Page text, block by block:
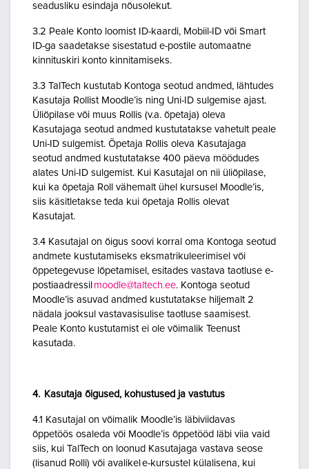
seadusliku esindaja nõusolekut.
3.2 Peale Konto loomist ID-kaardi, Mobiil-ID või Smart
ID-ga saadetakse sisestatud e-postile automaatne
kinnituskiri konto kinnitamiseks.
3.3 TalTech kustutab Kontoga seotud andmed, lähtudes
Kasutaja Rollist Moodle’is ning Uni-ID sulgemise ajast.
Üliõpilase või muus Rollis (v.a. õpetaja) oleva
Kasutajaga seotud andmed kustutatakse vahetult peale
Uni-ID sulgemist. Õpetaja Rollis oleva Kasutajaga
seotud andmed kustutatakse 400 päeva möödudes
alates Uni-ID sulgemist. Kui Kasutajal on nii üliõpilase,
kui ka õpetaja Roll vähemalt ühel kursusel Moodle’is,
siis käsitletakse teda kui õpetaja Rollis olevat
Kasutajat.
3.4 Kasutajal on õigus soovi korral oma Kontoga seotud
andmete kustutamiseks eksmatrikuleerimisel või
õppetegevuse lõpetamisel, esitades vastava taotluse e-
postiaadressil moodle@taltech.ee. Kontoga seotud
Moodle’is asuvad andmed kustutatakse hiljemalt 2
nädala jooksul vastavasisulise taotluse saamisest.
Peale Konto kustutamist ei ole võimalik Teenust
kasutada.
4. Kasutaja õigused, kohustused ja vastutus
4.1 Kasutajal on võimalik Moodle’is läbiviidavas
õppetöös osaleda või Moodle’is õppetööd läbi viia vaid
siis, kui TalTech on loonud Kasutajaga vastava seose
(lisanud Rolli) või avalikel e-kursustel külalisena, kui